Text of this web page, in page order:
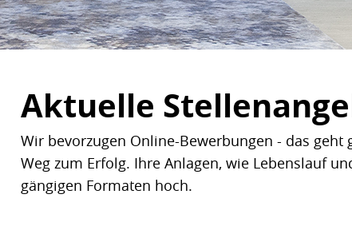
Aktuelle
Wir bevorzugen Online-Bewerbungen - das
Weg zum Erfolg. Ihre Anlagen, wie Lebenslauf
gängigen Formaten hoch.